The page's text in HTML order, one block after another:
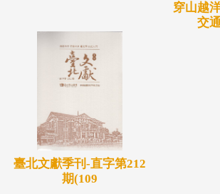
穿山越
交
臺北文獻季刊-直字第212
期(109